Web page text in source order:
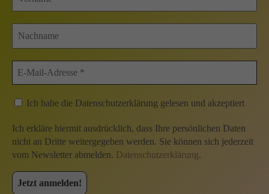
Ich habe die Datenschutzerklärung gelesen und akzeptiert
Ich erkläre hiermit ausdrücklich, dass Ihre persönlichen Daten
nicht an Dritte weitergegeben werden. Sie können sich jederzeit
vom Newsletter abmelden. Datenschutzerklärung.
Datenschutzerklärung
Datenschutz soziale Medien